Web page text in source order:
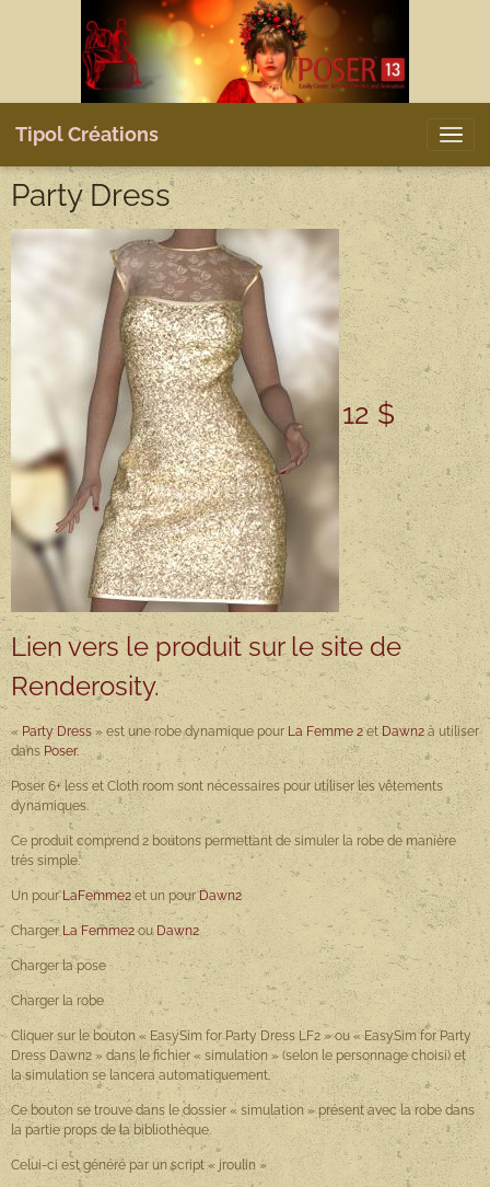
Tipol Créations
Party Dress
12 $
Lien vers le produit sur le site de
Renderosity.
« Party Dress» est une robe dynamique pourLa Femme 2etDawn2à utiliser
dans Poser.
Poser 6+ less et Cloth room sont nécessaires pour utiliser les vêtements
dynamiques.
Ce produit comprend 2 boutons permettant de simuler la robe de manière
très simple.
Un pourLaFemme2et un pourDawn2
Charger La Femme2ou Dawn2
Charger la pose
Charger la robe
Cliquer sur le bouton « EasySim for Party Dress LF2 » ou « EasySim for Party
Dress Dawn2 » dans le fichier « simulation » (selon le personnage choisi) et
la simulation se lancera automatiquement.
Ce bouton se trouve dans le dossier « simulation » présent avec la robe dans
la partie props de la bibliothèque.
Celui-ci est généré par un script « jroulin »